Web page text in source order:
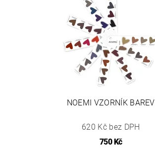
NOEMI VZORNÍK BAREV
620 Kč bez DPH
750 Kč